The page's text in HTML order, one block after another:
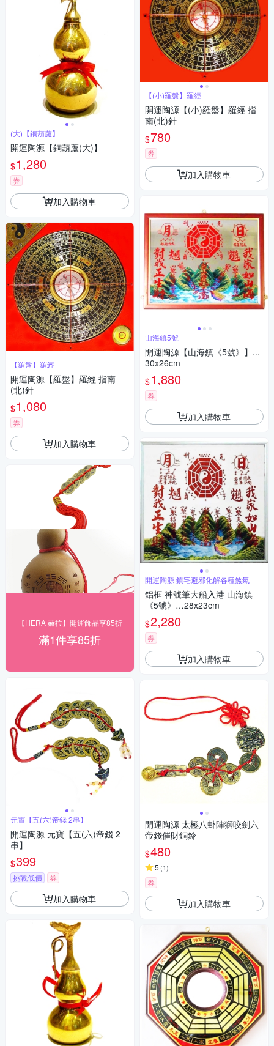
(大)【銅葫蘆】
開運陶源【銅葫蘆(大)】
$1,280
券
加入購物車
【羅盤】羅經
開運陶源【羅盤】羅經 指南
(北)針
$1,080
券
加入購物車
【HERA 赫拉】開運飾品享85折
滿1件享85折
元寶【五(六)帝錢 2串】
開運陶源 元寶【五(六)帝錢 2
串】
$399
挑戰低價 券
加入購物車
【(小)羅盤】羅經
開運陶源【(小)羅盤】羅經 指
南(北)針
$780
券
加入購物車
山海鎮5號
開運陶源【山海鎮《5號》】...
30x26cm
$1,880
券
加入購物車
開運陶源 鎮宅避邪化解各種煞氣
鋁框 神號筆大船入港 山海鎮
《5號》…28x23cm
$2,280
券
加入購物車
開運陶源 太極八卦陣獅咬劍六
帝錢催財銅鈴
$480
5 (1)
券
加入購物車